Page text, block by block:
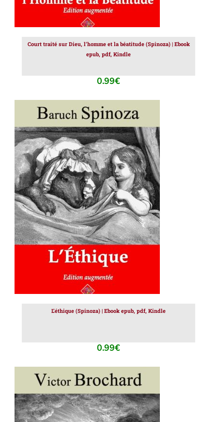
Court traité sur Dieu, l’homme et la béatitude (Spinoza) | Ebook
epub, pdf, Kindle
0.99€
AJOUTER AU PANIER / DÉTAILS
L’éthique (Spinoza) | Ebook epub, pdf, Kindle
0.99€